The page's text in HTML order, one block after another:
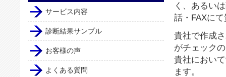
サービス内容
診断結果サンプル
お客様の声
よくある質問
く、あるい
話・FAXに
貴社で作成
がチェック
貴社におい
ます。